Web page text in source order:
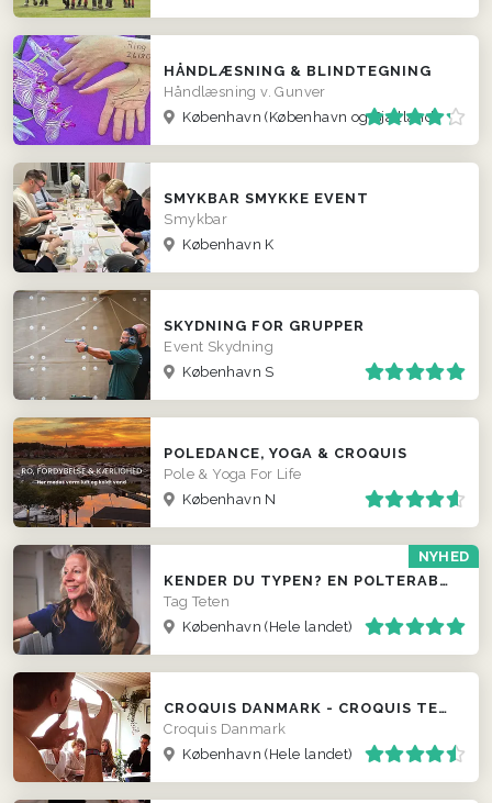
HÅNDLÆSNING & BLINDTEGNING
Håndlæsning v. Gunver
København(København og Sjælland)
SMYKBAR SMYKKE EVENT
Smykbar
København K
SKYDNING FOR GRUPPER
Event Skydning
København S
POLEDANCE, YOGA & CROQUIS
Pole & Yoga For Life
København N
NYHED
KENDER DU TYPEN? EN POLTERABEND MED GRIN, GENKENDELSE OG FÆLLESSKAB
Tag Teten
København(Hele landet)
CROQUIS DANMARK - CROQUIS TEGNING I HELE LANDET
Croquis Danmark
København(Hele landet)